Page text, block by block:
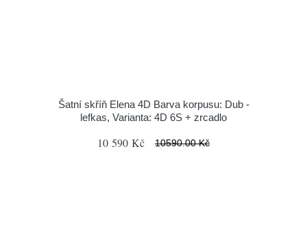
Šatní skříň Elena 4D Barva korpusu: Dub -
lefkas, Varianta: 4D 6S + zrcadlo
10 590 Kč 10590.00 Kč